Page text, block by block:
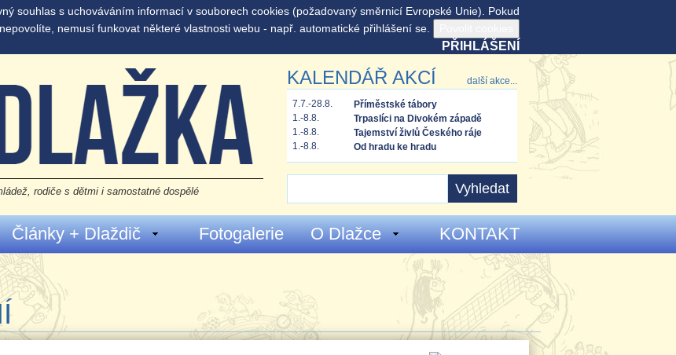
souhlas s uchováváním informací v souborech cookies (požadovaný směrnicí Evropské Unie). Pokud
nemusí funkovat některé vlastnosti webu - např. automatické přihlášení se.
PŘIHLÁŠENÍ
rodiče s dětmi i samostatné dospělé
KALENDÁŘ AKCÍ další akce...
7.7.-28.8.
Příměstské tábory
1.-8.8.
Trpaslíci na Divokém západě
1.-8.8.
Tajemství živlů Českého ráje
1.-8.8.
Od hradu ke hradu
Články + Dlaždič Fotogalerie O Dlažce KONTAKT